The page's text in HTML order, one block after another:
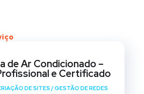
de Ar Condicionado –
e Certificado
DE SITES /GESTÃO DE REDES